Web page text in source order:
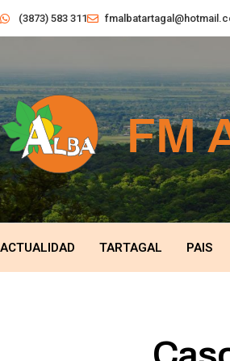
(3873) 583 311
ACTUALIDAD TARTAGAL PAIS